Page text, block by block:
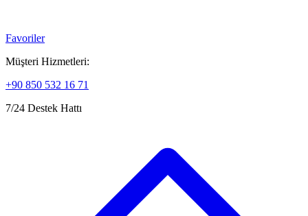
Favoriler
Müşteri Hizmetleri:
+90 850 532 16 71
7/24 Destek Hattı